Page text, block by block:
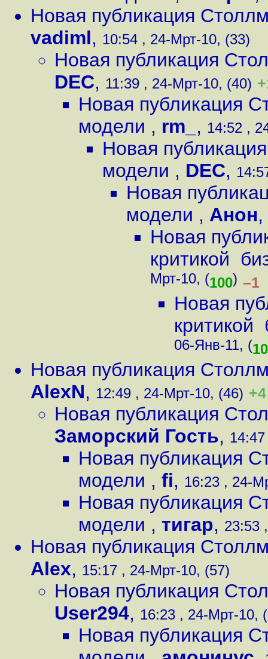
Новая публикация
vadiml, 10:54 , 24-Мрт-10, (33)
Новая публикация
DEC, 11:39 , 24-Мрт-10, (40)
Новая публикация
модели , rm_ , 14:52 ,
Новая
модели , DEC,
Новая
модели , Анон,
Новая
критикой
Мрт-10, (100) –1
Новая
06-Янв-11, (
Новая публикация
AlexN, 12:49 , 24-Мрт-10, (46) +4
Новая публикация
Заморский Гость,
Новая публикация
модели , fi, 16:23 , 24-
Новая публикация
модели , тигар, 23:53
Новая публикация
Alex, 15:17 , 24-Мрт-10, (57)
Новая публикация
User294, 16:23 , 24-Мрт-10,
Новая публикация